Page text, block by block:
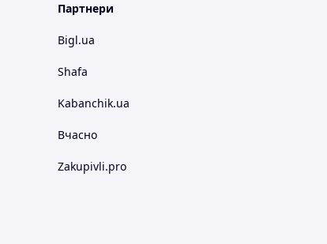
Партнери
Bigl.ua
Shafa
Kabanchik.ua
Вчасно
Zakupivli.pro